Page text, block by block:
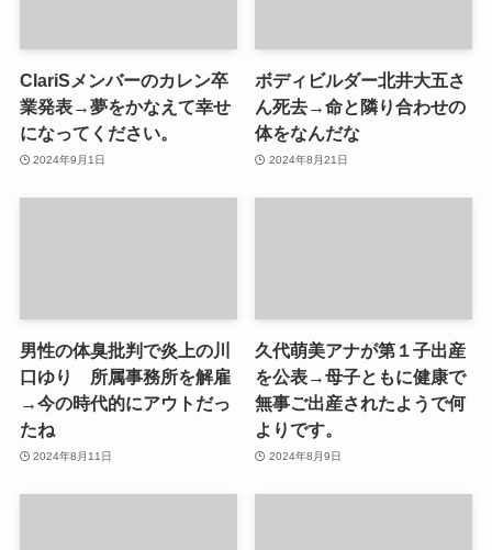
ClariSメンバーのカレン卒
業発表→夢をかなえて幸せ
になってください。
2024年9月1日
ボディビルダー北井大五さ
ん死去→命と隣り合わせの
体をなんだな
2024年8月21日
男性の体臭批判で炎上の川
口ゆり 所属事務所を解雇
→今の時代的にアウトだっ
たね
2024年8月11日
久代萌美アナが第１子出産
を公表→母子ともに健康で
無事ご出産されたようで何
よりです。
2024年8月9日